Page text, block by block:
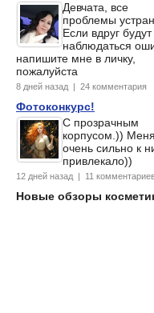
Девчата, все
проблемы
Если вдруг будут
наблюдаться
напишите мне в личку,
пожалуйста
8 дней назад | 24 комментария
Фотоконкурс!
С прозрачным
корпусом.))
очень сильно к
привлекало))
12 дней назад | 11
Новые обзоры